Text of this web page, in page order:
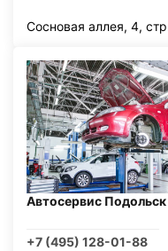
Сосновая аллея, 4,
Автосервис Подольск
+7 (495) 128-01-88